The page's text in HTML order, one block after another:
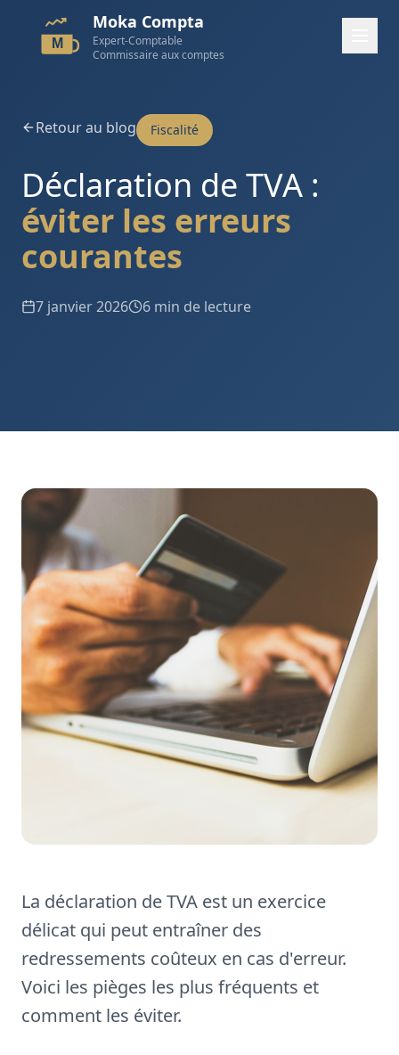
M
Moka Compta
Expert-Comptable
Commissaire aux comptes
Retour au blog Fiscalité
Déclaration de TVA :
éviter les erreurs
courantes
7 janvier 2026 6 min de lecture
La déclaration de TVA est un exercice
délicat qui peut entraîner des
redressements coûteux en cas d'erreur.
Voici les pièges les plus fréquents et
comment les éviter.